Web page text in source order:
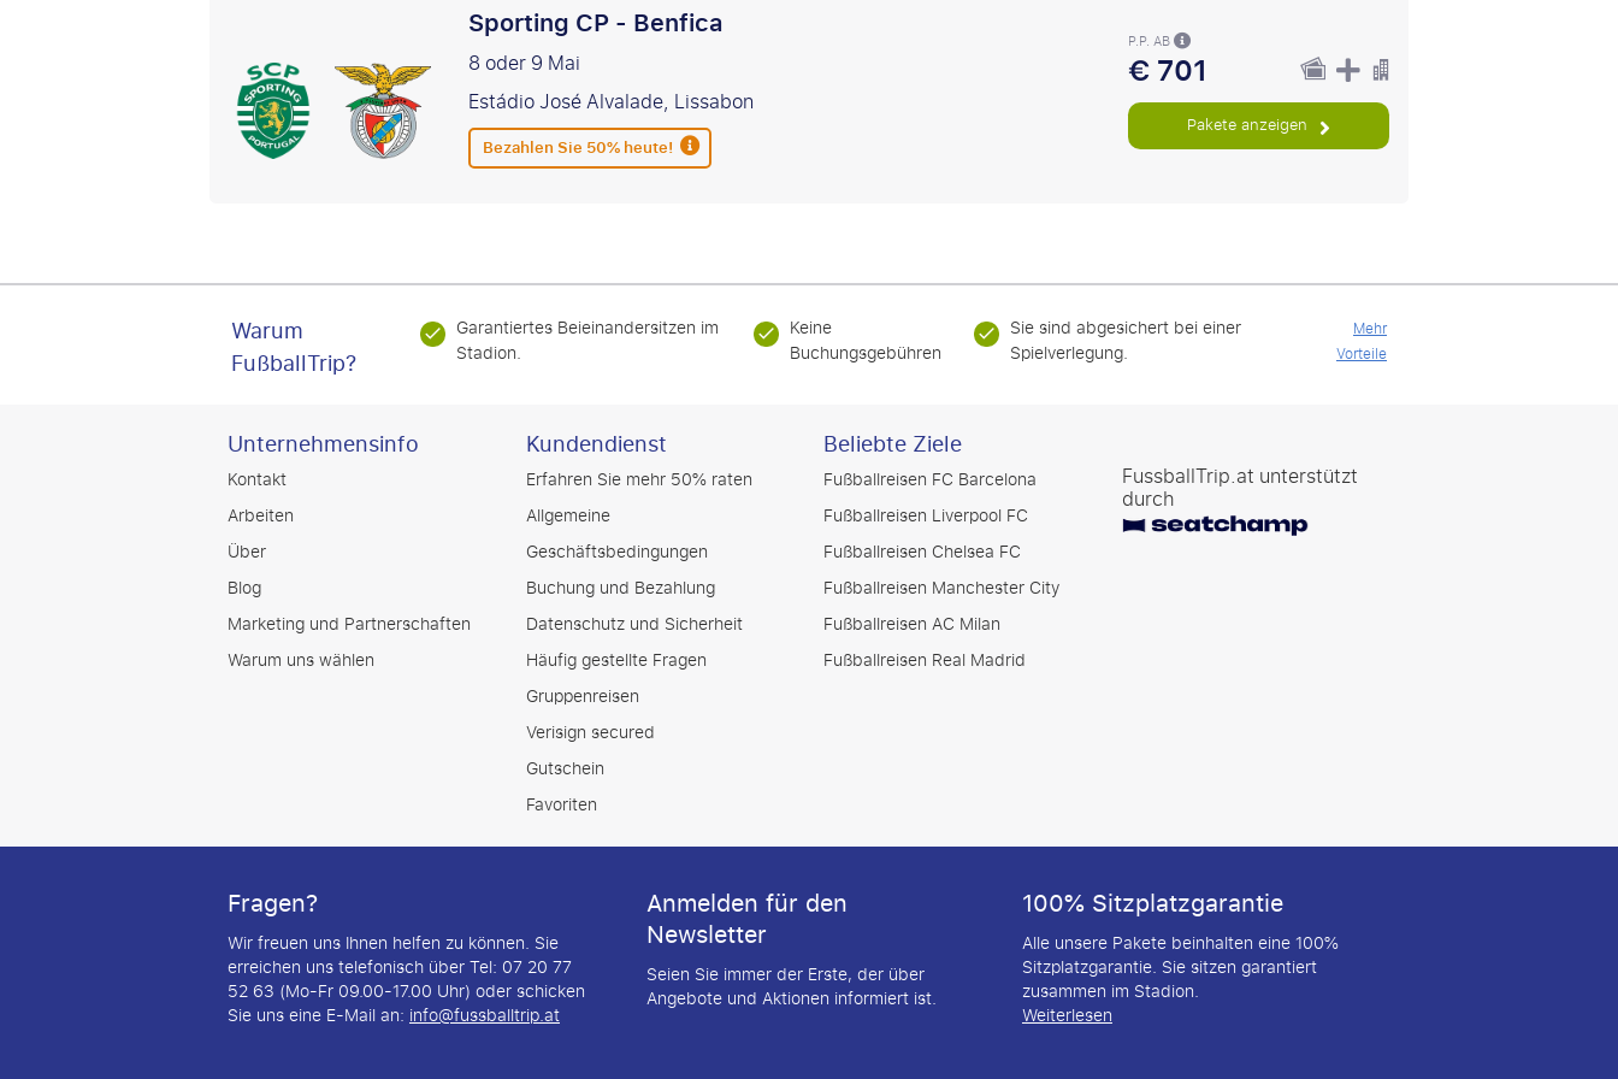
Sporting CP - Benfica
8 oder 9 Mai
Estádio José Alvalade, Lissabon
Bezahlen Sie 50% heute!
P.P. AB
€ 701
Pakete anzeigen
Warum
FußballTrip?
Garantiertes Beieinandersitzen im
Stadion.
Keine
Buchungsgebühren
Sie sind abgesichert bei einer
Spielverlegung.
Mehr
Vorteile
Unternehmensinfo
Kontakt
Arbeiten
Über
Blog
Marketing und Partnerschaften
Warum uns wählen
Kundendienst
Erfahren Sie mehr 50% raten
Allgemeine
Geschäftsbedingungen
Buchung und Bezahlung
Datenschutz und Sicherheit
Häufig gestellte Fragen
Gruppenreisen
Verisign secured
Gutschein
Favoriten
Beliebte Ziele
Fußballreisen FC Barcelona
Fußballreisen Liverpool FC
Fußballreisen Chelsea FC
Fußballreisen Manchester City
Fußballreisen AC Milan
Fußballreisen Real Madrid
FussballTrip.at unterstützt
durch
Fragen?
Wir freuen uns Ihnen helfen zu können. Sie
erreichen uns telefonisch über Tel: 07 20 77
52 63 (Mo-Fr 09.00-17.00 Uhr) oder schicken
Sie uns eine E-Mail an: info@fussballtrip.at
Anmelden für den
Newsletter
Seien Sie immer der Erste, der über
Angebote und Aktionen informiert ist.
100% Sitzplatzgarantie
Alle unsere Pakete beinhalten eine 100%
Sitzplatzgarantie. Sie sitzen garantiert
zusammen im Stadion.
Weiterlesen